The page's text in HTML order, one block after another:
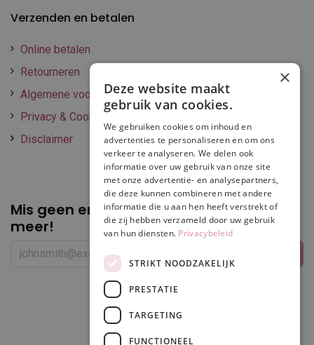
Verzenden en betalen
Online betalen
Retourneren
Algemene voorwaarden
Privacy & Cookie policy
Disclaimer
Mis geen enkelepromotie of korting
meer!
×
Deze website maakt
gebruik van cookies.
We gebruiken cookies om inhoud en
advertenties te personaliseren en om ons
verkeer te analyseren. We delen ook
informatie over uw gebruik van onze site
met onze advertentie- en analysepartners,
die deze kunnen combineren met andere
informatie die u aan hen heeft verstrekt of
die zij hebben verzameld door uw gebruik
van hun diensten. Privacybeleid
STRIKT NOODZAKELIJK
PRESTATIE
TARGETING
FUNCTIONEEL